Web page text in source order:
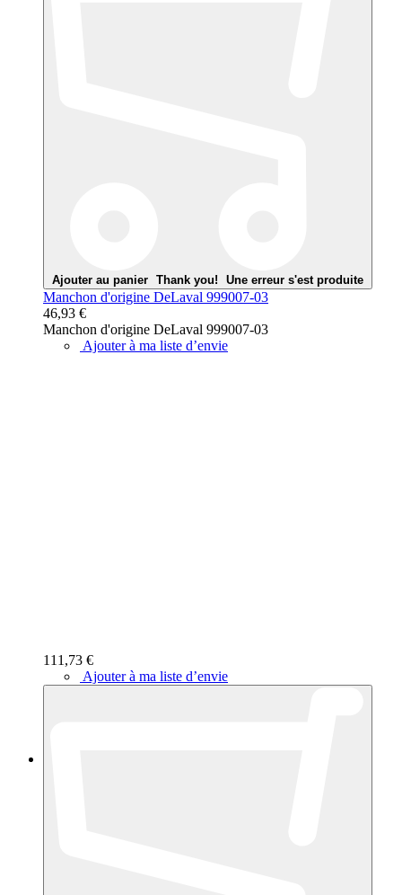
Ajouter au panier Thank you! Une erreur s'est produite
Manchon d'origine DeLaval 999007-03
46,93 €
Manchon d'origine DeLaval 999007-03
Ajouter à ma liste d’envie
111,73 €
Ajouter à ma liste d’envie